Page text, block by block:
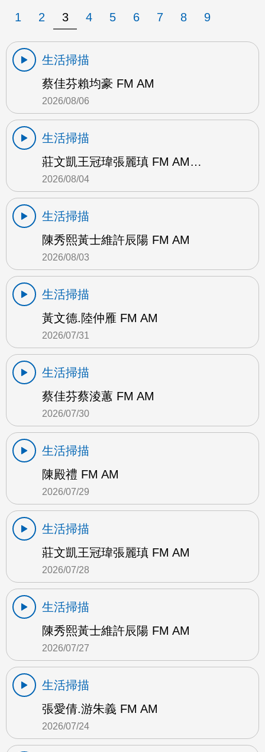
1 2 3 4 5 6 7 8 9
生活掃描
蔡佳芬賴均豪 FM AM
2026/08/06
生活掃描
莊文凱王冠瑋張麗瑱 FM AM…
2026/08/04
生活掃描
陳秀熙黃士維許辰陽 FM AM
2026/08/03
生活掃描
黃文德.陸仲雁 FM AM
2026/07/31
生活掃描
蔡佳芬蔡淩蕙 FM AM
2026/07/30
生活掃描
陳殿禮 FM AM
2026/07/29
生活掃描
莊文凱王冠瑋張麗瑱 FM AM
2026/07/28
生活掃描
陳秀熙黃士維許辰陽 FM AM
2026/07/27
生活掃描
張愛倩.游朱義 FM AM
2026/07/24